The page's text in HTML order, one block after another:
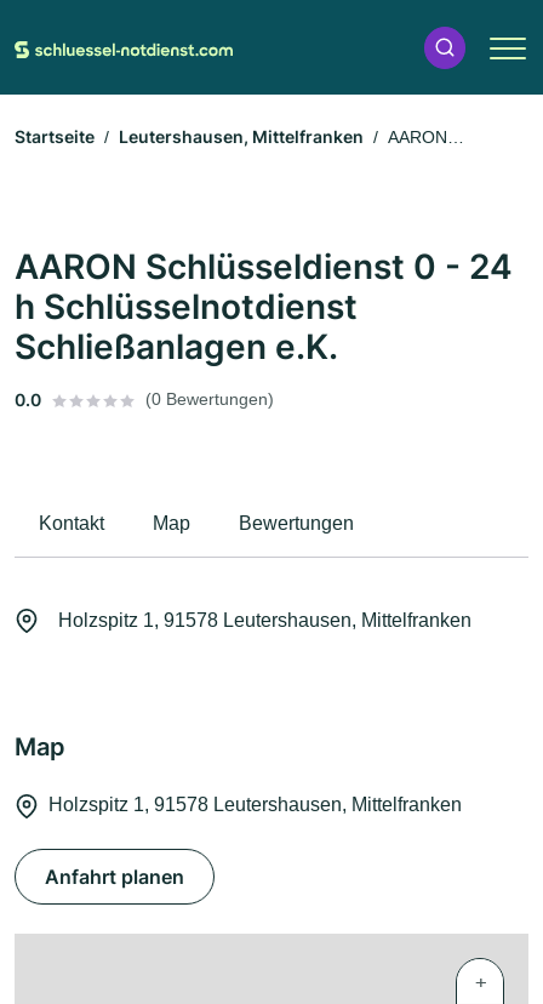
Startseite Leutershausen, Mittelfranken
AARON
AARON Schlüsseldienst 0 - 24
h Schlüsselnotdienst
Schließanlagen e.K.
0.0 (0 Bewertungen)
Kontakt Map Bewertungen
Holzspitz 1, 91578 Leutershausen, Mittelfranken
Map
Holzspitz 1, 91578 Leutershausen, Mittelfranken
Anfahrt planen
+